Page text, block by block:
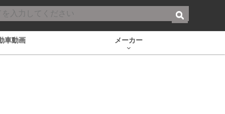
車動画 メーカー